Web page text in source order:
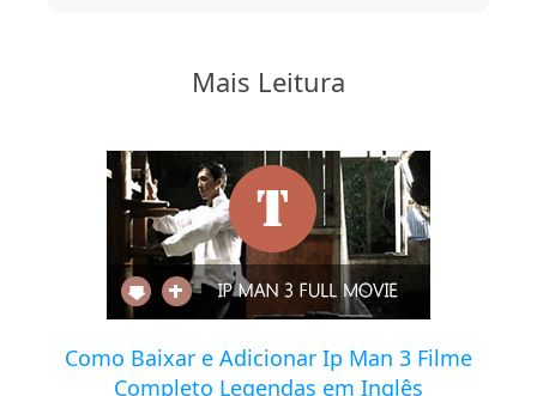
Mais Leitura
Como Baixar e Adicionar Ip Man 3 Filme
Completo Legendas em Inglês